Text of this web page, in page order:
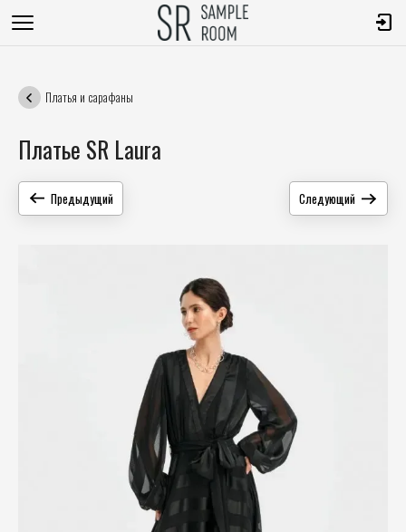
Платья и сарафаны
Платье SR Laura
Предыдущий Следующий